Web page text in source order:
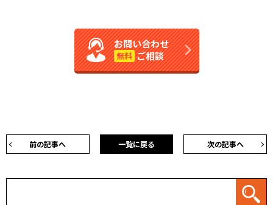
お問い合わせ
無料 ご相談
前の記事へ 次の記事へ
一覧に戻る